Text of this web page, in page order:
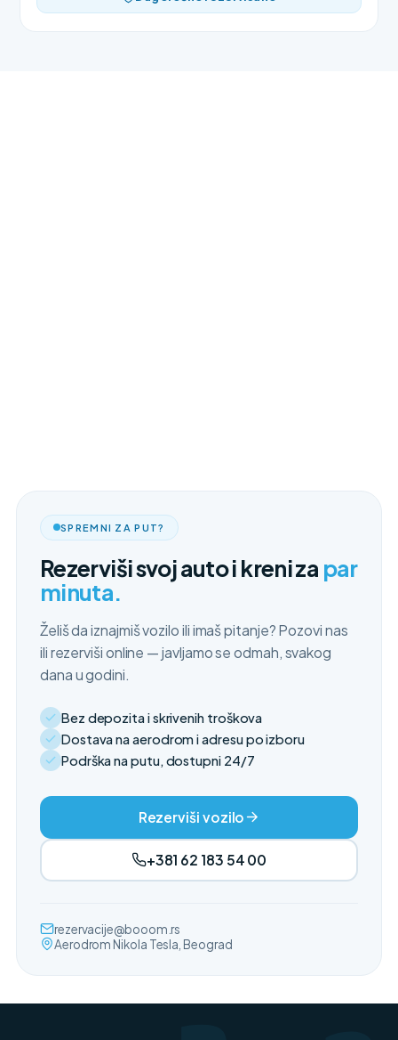
SPREMNI ZA PUT?
Rezerviši svoj auto i kreni za par
minuta.
Želiš da iznajmiš vozilo ili imaš pitanje? Pozovi nas
ili rezerviši online — javljamo se odmah, svakog
dana u godini.
Bez depozita i skrivenih troškova
Dostava na aerodrom i adresu po izboru
Podrška na putu, dostupni 24/7
Rezerviši vozilo
+381 62 183 54 00
rezervacije@booom.rs
Aerodrom Nikola Tesla, Beograd